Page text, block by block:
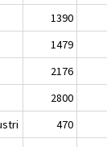
1390
1479
2176
2800
470